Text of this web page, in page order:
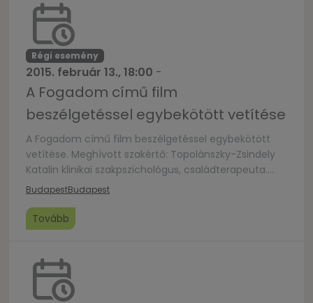
Régi esemény
2015. február 13., 18:00 -
A Fogadom című film
beszélgetéssel egybekötött vetítése
A Fogadom című film beszélgetéssel egybekötött
vetítése. Meghívott szakértő: Topolánszky-Zsindely
Katalin klinikai szakpszichológus, családterapeuta.
Moderátorok: Keresztes Ilona és Süveges Gergő, a
való részvétel ingyenes, de regisztrációhoz kötött.
Regisztrálni a www.urania-nf.hu címen lehet.
BudapestBudapest
Tovább